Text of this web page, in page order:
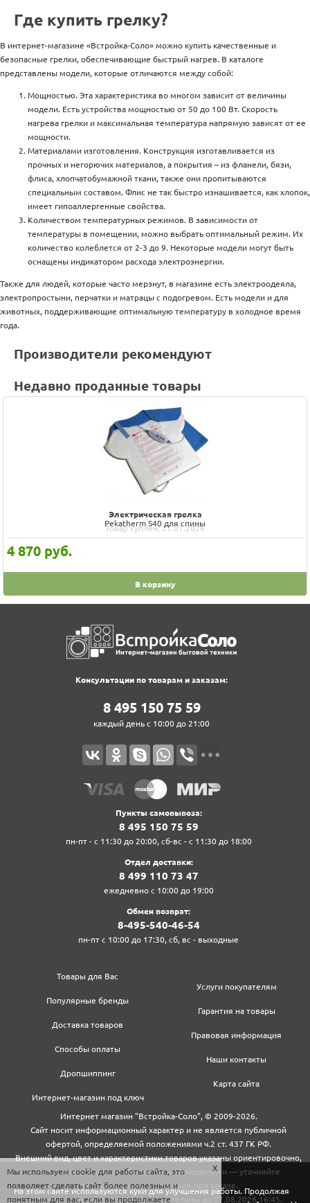
Где купить грелку?
В интернет-магазине «Встройка-Соло» можно купить качественные и
безопасные грелки, обеспечивающие быстрый нагрев. В каталоге
представлены модели, которые отличаются между собой:
Мощностью. Эта характеристика во многом зависит от величины
модели. Есть устройства мощностью от 50 до 100 Вт. Скорость
нагрева грелки и максимальная температура напрямую зависят от ее
мощности.
Материалами изготовления. Конструкция изготавливается из
прочных и негорючих материалов, а покрытия – из фланели, бязи,
флиса, хлопчатобумажной ткани, также они пропитываются
специальным составом. Флис не так быстро изнашивается, как хлопок,
имеет гипоаллергенные свойства.
Количеством температурных режимов. В зависимости от
температуры в помещении, можно выбрать оптимальный режим. Их
количество колеблется от 2-3 до 9. Некоторые модели могут быть
оснащены индикатором расхода электроэнергии.
Также для людей, которые часто мерзнут, в магазине есть электроодеяла,
электропростыни, перчатки и матрацы с подогревом. Есть модели и для
животных, поддерживающие оптимальную температуру в холодное время
года.
Производители рекомендуют
Недавно проданные товары
Электрическая грелка
Pekatherm S40 для спины
Товар куплен: 27.07.2026
4 870 руб.
В корзину
Консультации по товарам и заказам:
8‍ 4‍9‍5‍ 1‍5‍0‍ 7‍5‍ 5‍9‍
каждый день с 10:00 до 21:00
Пункты самовывоза:
8‍ 4‍9‍5‍ 1‍5‍0‍ 7‍5‍ 5‍9‍
пн-пт - с 11:30 до 20:00, сб-вс - с 11:30 до 18:00
Отдел доставки:
8‍ 4‍9‍9‍ 1‍1‍0‍ 7‍3‍ 4‍7‍
ежедневно с 10:00 до 19:00
Обмен возврат:
8‍-4‍9‍5‍-5‍4‍0‍-4‍6‍-5‍4‍
пн-пт с 10:00 до 17:30, сб, вс - выходные
Товары для Вас
Популярные бренды
Доставка товаров
Способы оплаты
Дропшиппинг
Интернет-магазин под ключ
Услуги покупателям
Гарантия на товары
Правовая информация
Наши контакты
Карта сайта
Интернет магазин "Встройка-Соло", © 2009-2026.
Сайт носит информационный характер и не является публичной
офертой, определяемой положениями ч.2 ст. 437 ГК РФ.
Внешний вид, цвет и характеристики товаров указаны ориентировочно,
могут не совпадать с обновленными моделями — уточняйте
информацию у менеджеров при заказе.
Цены и условия доставки действительны до 07.08.2026 16:45.
На этом сайте используются куки для улучшения работы. Продолжая
Мы используем cookie для работы сайта, это
позволяет сделать сайт более полезным и
понятным для вас, если вы продолжаете